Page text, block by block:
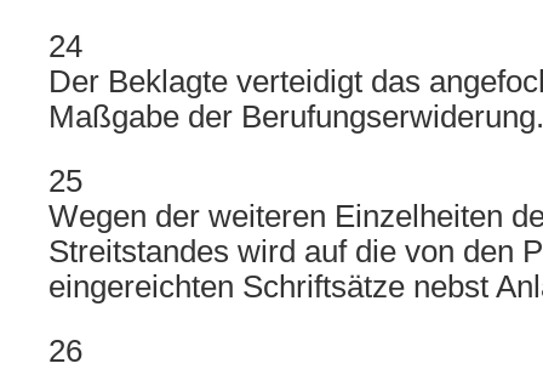
24
Der Beklagte verteidigt das
Maßgabe der Berufungserwiderung.
25
Wegen der weiteren Einzelheiten
Streitstandes wird auf die von den
eingereichten Schriftsätze nebst
26